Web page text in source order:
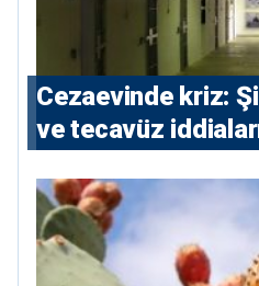
Cezaevinde kriz:
ve tecavüz